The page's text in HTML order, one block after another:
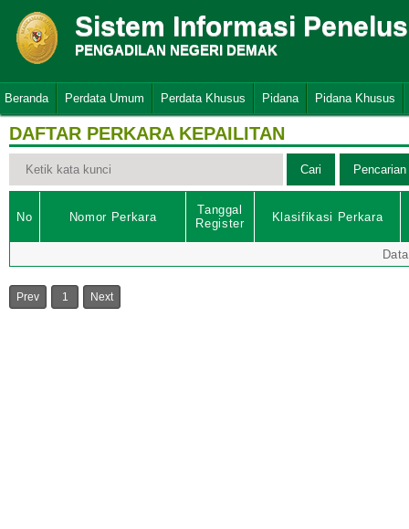
Sistem Informasi
PENGADILAN NEGERI DEMAK
Beranda Perdata Umum Perdata Khusus Pidana Pidana Khusus
DAFTAR PERKARA KEPAILITAN
No Nomor Perkara
Tanggal
Register
Klasifikasi Perkara
Prev 1 Next